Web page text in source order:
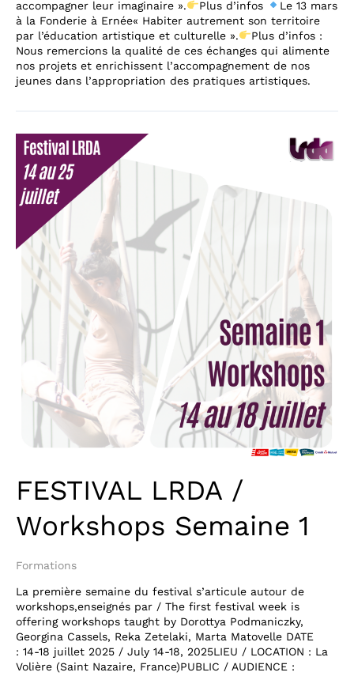
accompagner leur imaginaire ».
Plus d’infos
Le 13 mars
à la Fonderie à Ernée« Habiter autrement son territoire
par l’éducation artistique et culturelle ».
Plus d’infos :
Nous remercions la qualité de ces échanges qui alimente
nos projets et enrichissent l’accompagnement de nos
jeunes dans l’appropriation des pratiques artistiques.
FESTIVAL LRDA /
Workshops Semaine 1
Formations
La première semaine du festival s’articule autour de
workshops,enseignés par / The first festival week is
offering workshops taught by Dorottya Podmaniczky,
Georgina Cassels, Reka Zetelaki, Marta Matovelle DATE
: 14-18 juillet 2025 / July 14-18, 2025LIEU / LOCATION : La
Volière (Saint Nazaire, France)PUBLIC / AUDIENCE :